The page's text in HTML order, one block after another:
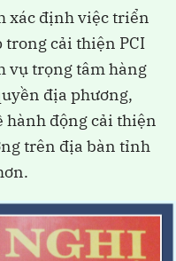
xác định việc triển
cải thiện PCI
vụ trọng tâm hàng
địa phương,
hành động cải thiện
trên địa bàn tỉnh